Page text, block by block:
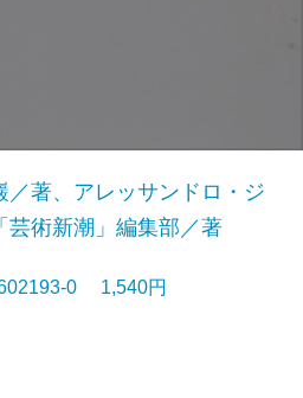
／著、アレッサンドロ・ジ
芸術新潮」編集部／著
0 1,540円